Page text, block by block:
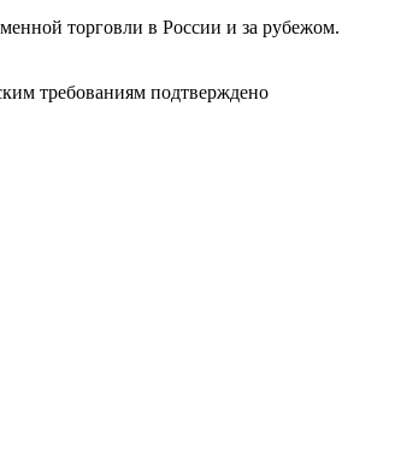
торговли в России и за рубежом.
требованиям подтверждено